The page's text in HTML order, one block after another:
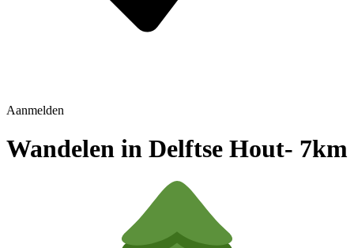
Aanmelden
Wandelen in Delftse Hout- 7km